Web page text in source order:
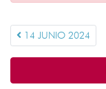
14 JUNIO 2024